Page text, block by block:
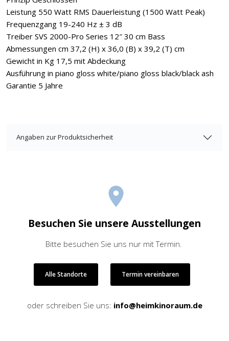
Leistung 550 Watt RMS Dauerleistung (1500 Watt Peak)
Frequenzgang 19-240 Hz ± 3 dB
Treiber SVS 2000-Pro Series 12″ 30 cm Bass
Abmessungen cm 37,2 (H) x 36,0 (B) x 39,2 (T) cm
Gewicht in Kg 17,5 mit Abdeckung
Ausführung in piano gloss white/piano gloss black/black ash
Garantie 5 Jahre
Angaben zur Produktsicherheit
Besuchen Sie unsere Ausstellungen
Bitte besuchen Sie uns nur mit Termin.
Alle Standorte Termin vereinbaren
oder schreiben Sie uns: info@heimkinoraum.de